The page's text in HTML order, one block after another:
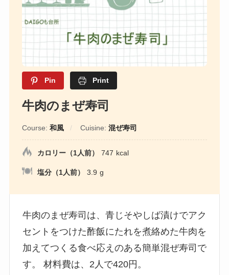
Pin Print
牛肉のまぜ寿司
Course: 和風 Cuisine: 混ぜ寿司
カロリー（1人前） 747 kcal
塩分（1人前） 3.9 g
牛肉のまぜ寿司は、青じそやしば漬けでアク
セントをつけた酢飯にたれを煮絡めた牛肉を
加えてつくる食べ応えのある簡単混ぜ寿司で
す。 材料費は、2人で420円。